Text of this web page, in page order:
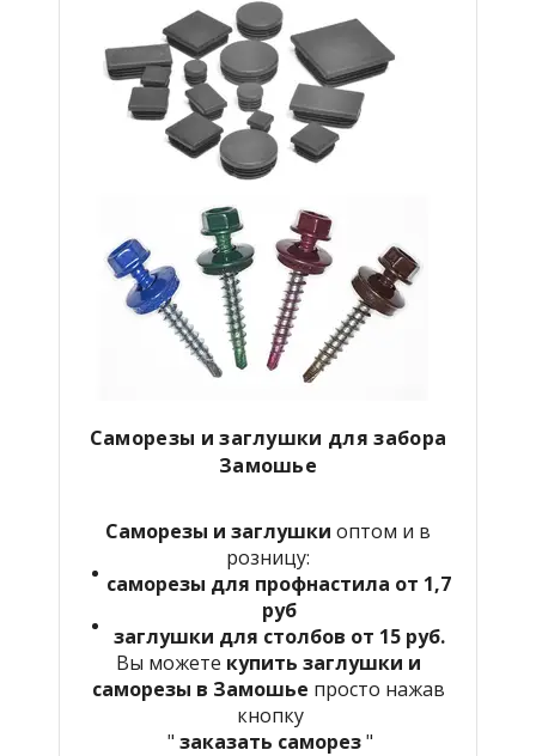
Саморезы и заглушки для забора
Замошье
Саморезы и заглушки оптом и в
розницу:
саморезы для профнастила от 1,7
руб
заглушки для столбов от 15 руб.
Вы можете купить заглушки и
саморезы в Замошье просто нажав
кнопку
" заказать саморез"